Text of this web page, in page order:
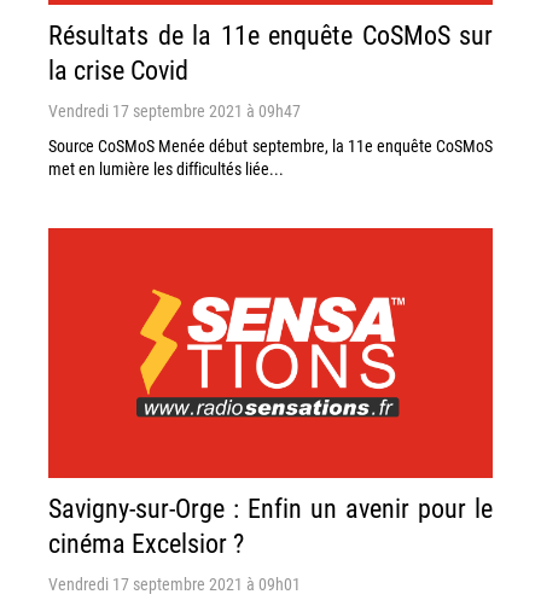
Résultats de la 11e enquête CoSMoS sur
la crise Covid
Vendredi 17 septembre 2021 à 09h47
Source CoSMoS Menée début septembre, la 11e enquête CoSMoS
met en lumière les difficultés liée...
Savigny-sur-Orge : Enfin un avenir pour le
cinéma Excelsior ?
Vendredi 17 septembre 2021 à 09h01